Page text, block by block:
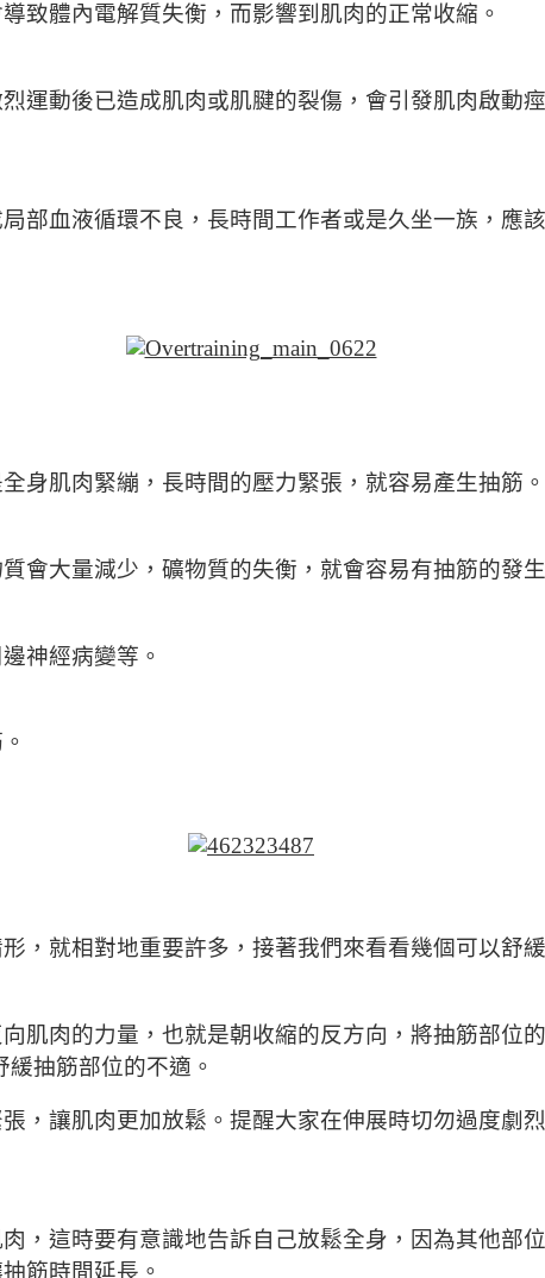
致體內電解質失衡，而影響到肌肉的正常收縮。
運動後已造成肌肉或肌腱的裂傷，會引發肌肉啟動
部血液循環不良，長時間工作者或是久坐一族，應
身肌肉緊繃，長時間的壓力緊張，就容易產生抽筋。
會大量減少，礦物質的失衡，就會容易有抽筋的發生
神經病變等。
，就相對地重要許多，接著我們來看看幾個可以舒緩
肌肉的力量，也就是朝收縮的反方向，將抽筋部位
抽筋部位的不適。
，讓肌肉更加放鬆。提醒大家在伸展時切勿過度劇
，這時要有意識地告訴自己放鬆全身，因為其他部
筋時間延長。